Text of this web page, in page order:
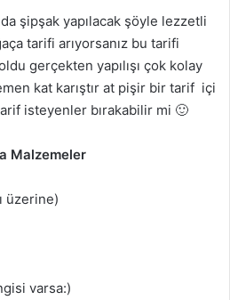
şipşak yapılacak şöyle lezzetli
tarifi arıyorsanız bu tarifi
gerçekten yapılışı çok kolay
kat karıştır at pişir bir tarif içi
tarif isteyenler bırakabilir mi 🙂
Malzemeler
üzerine)
varsa:)